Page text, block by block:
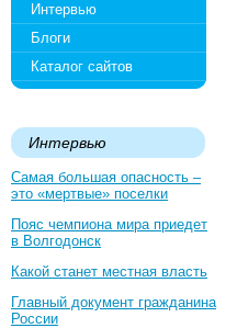
Интервью
Блоги
Каталог сайтов
Интервью
Самая большая опасность –
это «мертвые» поселки
Пояс чемпиона мира приедет
в Волгодонск
Какой станет местная власть
Главный документ гражданина
России